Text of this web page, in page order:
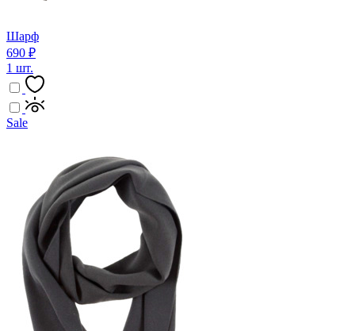
Шарф
690 ₽
1 шт.
Sale